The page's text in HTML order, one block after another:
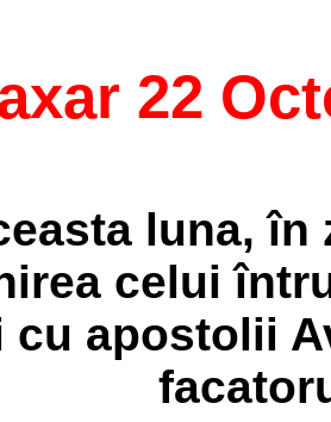
22
luna, în
celui
cu apostolii